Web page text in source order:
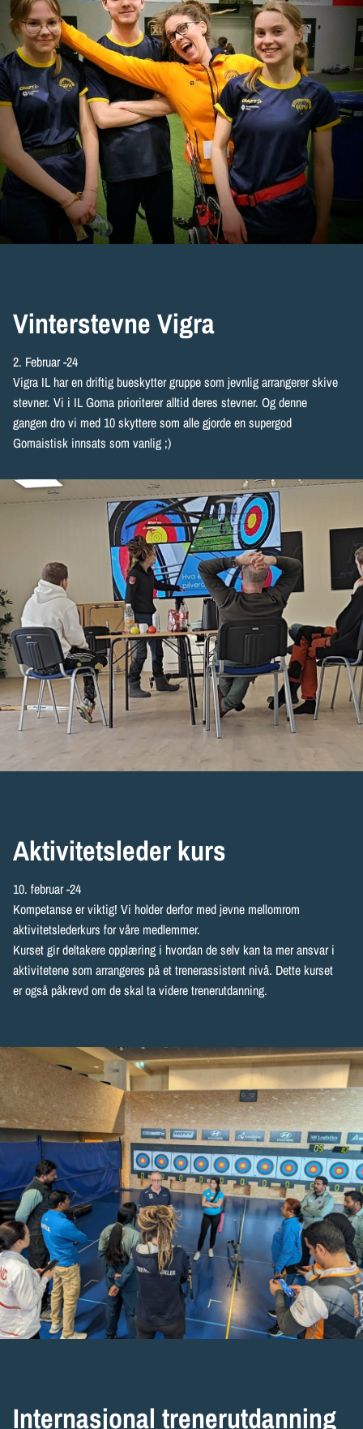
Vinterstevne Vigra
2. Februar -24
Vigra IL har en driftig bueskytter gruppe som jevnlig arrangerer skive
stevner. Vi i IL Goma prioriterer alltid deres stevner. Og denne
gangen dro vi med 10 skyttere som alle gjorde en supergod
Gomaistisk innsats som vanlig ;)
Aktivitetsleder kurs
10. februar -24
Kompetanse er viktig! Vi holder derfor med jevne mellomrom
aktivitetslederkurs for våre medlemmer.
Kurset gir deltakere opplæring i hvordan de selv kan ta mer ansvar i
aktivitetene som arrangeres på et trenerassistent nivå. Dette kurset
er også påkrevd om de skal ta videre trenerutdanning.
Internasjonal trenerutdanning